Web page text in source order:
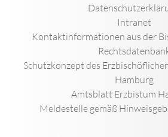
Intranet
Kontaktinformationen aus der
Schutzkonzept des
Hamburg
Amtsblatt Erzbistum
Meldestelle gemäß